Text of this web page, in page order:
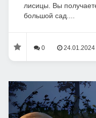
лисицы. Вы
большой сад....
0 24.01.2024